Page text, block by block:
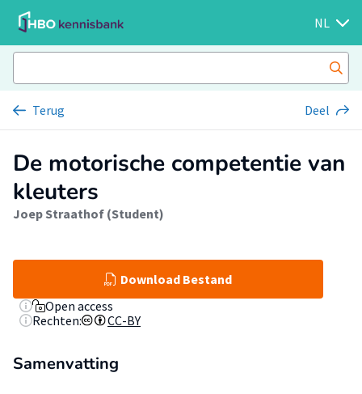
NL
Terug Deel
De motorische competentie van
kleuters
Joep Straathof (Student)
Download Bestand
Open access
Rechten:
CC-BY
Samenvatting